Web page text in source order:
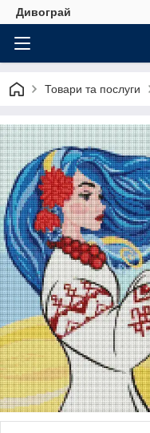
Дивограй
Товари та послуги